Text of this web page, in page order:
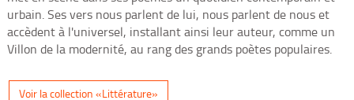
urbain. Ses vers nous parlent de lui, nous parlent de nous et
accèdent à l'universel, installant ainsi leur auteur, comme un
Villon de la modernité, au rang des grands poètes populaires.
Voir la collection «Littérature»